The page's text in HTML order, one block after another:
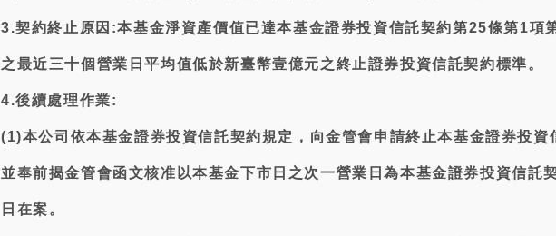
3.契約終止原因:本基金淨資產價值已達本基金證券投資信託契約第25條第1項
之最近三十個營業日平均值低於新臺幣壹億元之終止證券投資信託契約標準。
4.後續處理作業:
(1)本公司依本基金證券投資信託契約規定，向金管會申請終止本基金證券投資
並奉前揭金管會函文核准以本基金下市日之次一營業日為本基金證券投資信託
日在案。